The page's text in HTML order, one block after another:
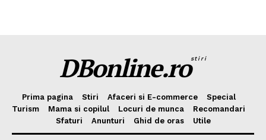
DBonline.rostiri
Prima pagina Stiri Afaceri si E-commerce
Special
Turism
Mama si copilul Locuri de munca
Recomandari
Sfaturi
Anunturi Ghid de oras Utile